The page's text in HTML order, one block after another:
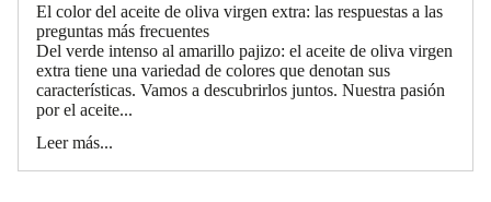
El color del aceite de oliva virgen extra: las respuestas a las
preguntas más frecuentes
Del verde intenso al amarillo pajizo: el aceite de oliva virgen
extra tiene una variedad de colores que denotan sus
características. Vamos a descubrirlos juntos. Nuestra pasión
por el aceite...
Leer más...